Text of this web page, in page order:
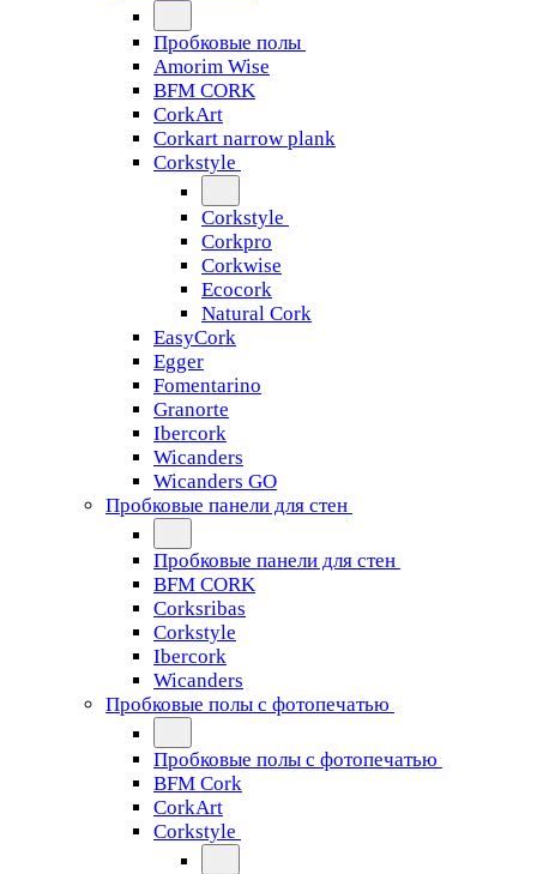
Пробковые полы
Amorim Wise
BFM CORK
CorkArt
Corkart narrow plank
Corkstyle
Corkstyle
Corkpro
Corkwise
Ecocork
Natural Cork
EasyCork
Egger
Fomentarino
Granorte
Ibercork
Wicanders
Wicanders GO
Пробковые панели для стен
Пробковые панели для стен
BFM CORK
Corksribas
Corkstyle
Ibercork
Wicanders
Пробковые полы с фотопечатью
Пробковые полы с фотопечатью
BFM Cork
CorkArt
Corkstyle